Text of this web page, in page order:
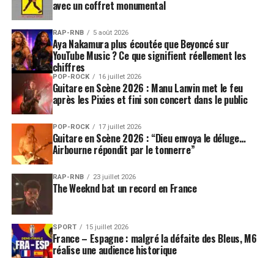
avec un coffret monumental
RAP-RNB 5 août 2026
Aya Nakamura plus écoutée que Beyoncé sur
YouTube Music ? Ce que signifient réellement les
chiffres
POP-ROCK 16 juillet 2026
Guitare en Scène 2026 : Manu Lanvin met le feu
après les Pixies et fini son concert dans le public
POP-ROCK 17 juillet 2026
Guitare en Scène 2026 : “Dieu envoya le déluge…
Airbourne répondit par le tonnerre”
RAP-RNB 23 juillet 2026
The Weeknd bat un record en France
SPORT 15 juillet 2026
France – Espagne : malgré la défaite des Bleus, M6
réalise une audience historique